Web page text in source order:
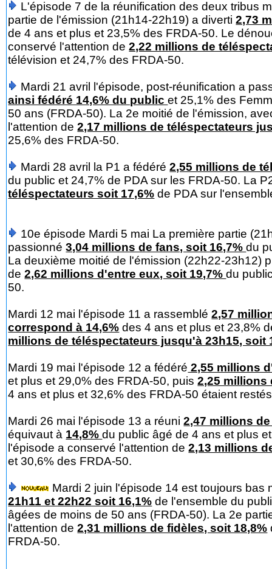
L'épisode 7 de la réunification des deux tribus
partie de l'émission (21h14-22h19) a diverti2,73
de 4 ans et plus et 23,5% des FRDA-50. Le
conservé l'attention de2,22 millions de
télévision et 24,7% des FRDA-50.
Mardi 21 avril l'épisode, post-réunification a
ainsi fédéré 14,6% du publicet 25,1% des
50 ans (FRDA-50). La 2e moitié de l'émission,
l'attention de2,17 millions de téléspectateurs
25,6% des FRDA-50.
Mardi 28 avril la P1 a fédéré2,55 millions de
du public et 24,7% de PDA sur les FRDA-50. La
téléspectateurs soit 17,6% de PDA sur
10e épisode Mardi 5 mai La première partie
passionné3,04 millions de fans, soit 16,7%du
La deuxième moitié de l'émission (22h22-23h12)
de2,62 millions d'entre eux, soit 19,7%du
50.
Mardi 12 mai l'épisode 11 a rassemblé2,57
correspond à 14,6% des 4 ans et plus et 23,8%
millions de téléspectateurs jusqu'à 23h15, soit
Mardi 19 mai l'épisode 12 a fédéré 2,55 millions
et plus et 29,0% des FRDA-50, puis2,25 millions
4 ans et plus et 32,6% des FRDA-50 étaient
Mardi 26 mai l'épisode 13 a réuni2,47 millions
équivaut à 14,8%du public âgé de 4 ans et plus
l'épisode a conservé l'attention de2,13 millions
et 30,6% des FRDA-50.
Mardi 2 juin l'épisode 14 est toujours bas
21h11 et 22h22 soit 16,1% de l'ensemble du
âgées de moins de 50 ans (FRDA-50). La 2e
l'attention de2,31 millions de fidèles, soit 18,8%
FRDA-50.